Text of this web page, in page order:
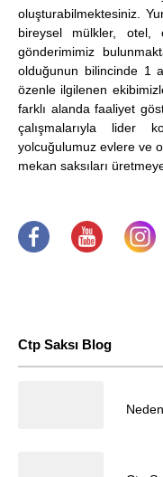
oluşturabilmektesiniz.
bireysel mülkler, otel,
gönderimimiz
olduğunun bilincinde 1
özenle ilgilenen
farklı alanda faaliyet
çalışmalarıyla lider
yolcuğulumuz evlere ve
mekan saksıları
Ctp Saksı Blog